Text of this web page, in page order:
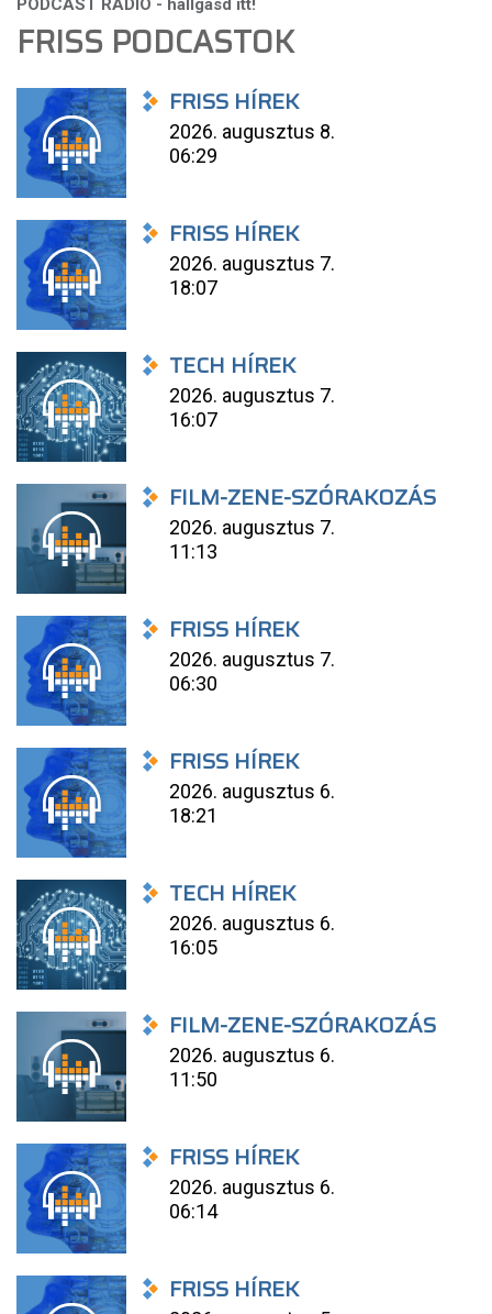
FRISS PODCASTOK
FRISS HÍREK
2026. augusztus 8.
06:29
FRISS HÍREK
2026. augusztus 7.
18:07
TECH HÍREK
2026. augusztus 7.
16:07
FILM-ZENE-SZÓRAKOZÁS
2026. augusztus 7.
11:13
FRISS HÍREK
2026. augusztus 7.
06:30
FRISS HÍREK
2026. augusztus 6.
18:21
TECH HÍREK
2026. augusztus 6.
16:05
FILM-ZENE-SZÓRAKOZÁS
2026. augusztus 6.
11:50
FRISS HÍREK
2026. augusztus 6.
06:14
FRISS HÍREK